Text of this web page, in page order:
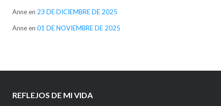
Anneen 23 DE DICIEMBRE DE 2025
Anneen 01 DE NOVIEMBRE DE 2025
REFLEJOS DE MI VIDA